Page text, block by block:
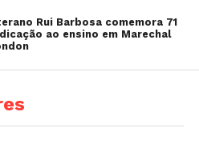
Rui Barbosa comemora 71
ao ensino em Marechal